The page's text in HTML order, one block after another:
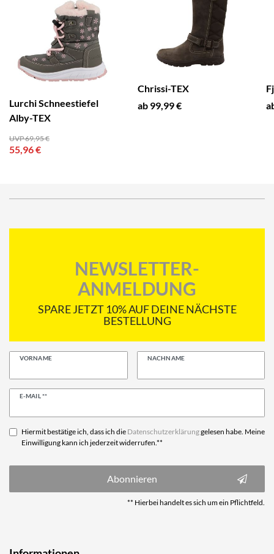
Lurchi Schneestiefel
Alby-TEX
UVP 69,95 €
55,96 €
Chrissi-TEX
ab 99,99 €
NEWSLETTER-
ANMELDUNG
SPARE JETZT 10% AUF DEINE NÄCHSTE
BESTELLUNG
VORNAME NACHNAME
E-MAIL **
Newsletter
Hiermit bestätige ich, dass ich die Daten­schutz­erklärunggelesen habe. Meine
Einwilligung kann ich jederzeit widerrufen.**
Abonnieren
** Hierbei handelt es sich um ein Pflichtfeld.